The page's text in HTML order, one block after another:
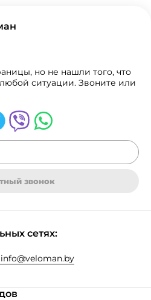
но не нашли того, что
ситуации. Звоните или
звонок
сетях:
info@veloman.by